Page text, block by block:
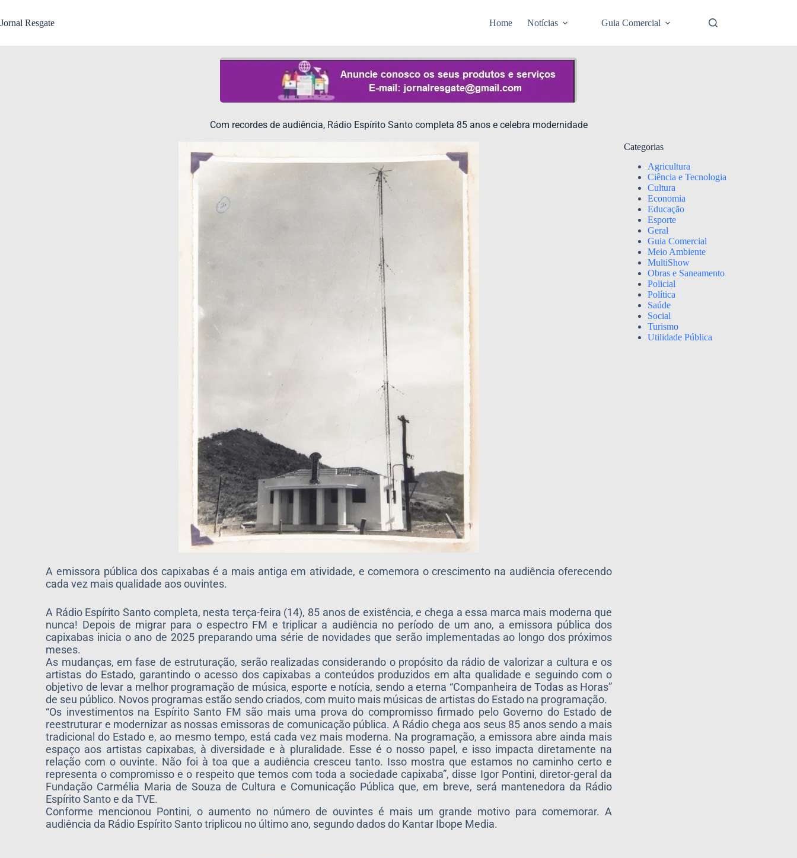
Jornal Resgate Home Notícias Guia Comercial
Com recordes de audiência, Rádio Espírito Santo completa 85 anos e celebra modernidade
A emissora pública dos capixabas é a mais antiga em atividade, e comemora o crescimento na audiência oferecendo
cada vez mais qualidade aos ouvintes.
A Rádio Espírito Santo completa, nesta terça-feira (14), 85 anos de existência, e chega a essa marca mais moderna que
nunca! Depois de migrar para o espectro FM e triplicar a audiência no período de um ano, a emissora pública dos
capixabas inicia o ano de 2025 preparando uma série de novidades que serão implementadas ao longo dos próximos
meses.
As mudanças, em fase de estruturação, serão realizadas considerando o propósito da rádio de valorizar a cultura e os
artistas do Estado, garantindo o acesso dos capixabas a conteúdos produzidos em alta qualidade e seguindo com o
objetivo de levar a melhor programação de música, esporte e notícia, sendo a eterna “Companheira de Todas as Horas”
de seu público. Novos programas estão sendo criados, com muito mais músicas de artistas do Estado na programação.
“Os investimentos na Espírito Santo FM são mais uma prova do compromisso firmado pelo Governo do Estado de
reestruturar e modernizar as nossas emissoras de comunicação pública. A Rádio chega aos seus 85 anos sendo a mais
tradicional do Estado e, ao mesmo tempo, está cada vez mais moderna. Na programação, a emissora abre ainda mais
espaço aos artistas capixabas, à diversidade e à pluralidade. Esse é o nosso papel, e isso impacta diretamente na
relação com o ouvinte. Não foi à toa que a audiência cresceu tanto. Isso mostra que estamos no caminho certo e
representa o compromisso e o respeito que temos com toda a sociedade capixaba”, disse Igor Pontini, diretor-geral da
Fundação Carmélia Maria de Souza de Cultura e Comunicação Pública que, em breve, será mantenedora da Rádio
Espírito Santo e da TVE.
Conforme mencionou Pontini, o aumento no número de ouvintes é mais um grande motivo para comemorar. A
audiência da Rádio Espírito Santo triplicou no último ano, segundo dados do Kantar Ibope Media.
Categorias
Agricultura
Ciência e Tecnologia
Cultura
Economia
Educação
Esporte
Geral
Guia Comercial
Meio Ambiente
MultiShow
Obras e Saneamento
Policial
Política
Saúde
Social
Turismo
Utilidade Pública